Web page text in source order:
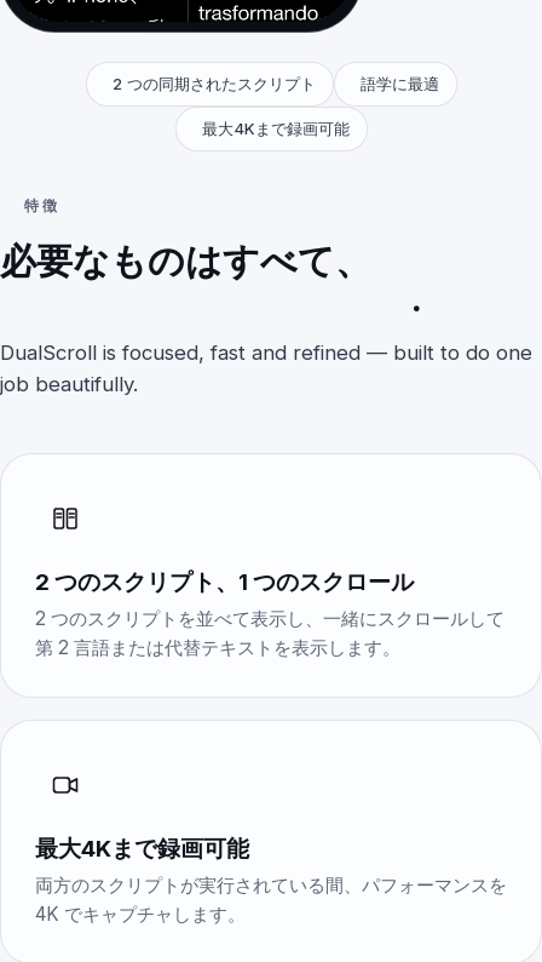
2 つの同期されたスクリプト 語学に最適
最大4Kまで録画可能
特徴
必要なものはすべて、
やらないことは何もない .
DualScroll is focused, fast and refined — built to do one
job beautifully.
2 つのスクリプト、1 つのスクロール
2 つのスクリプトを並べて表示し、一緒にスクロールして
第 2 言語または代替テキストを表示します。
最大4Kまで録画可能
両方のスクリプトが実行されている間、パフォーマンスを
4K でキャプチャします。